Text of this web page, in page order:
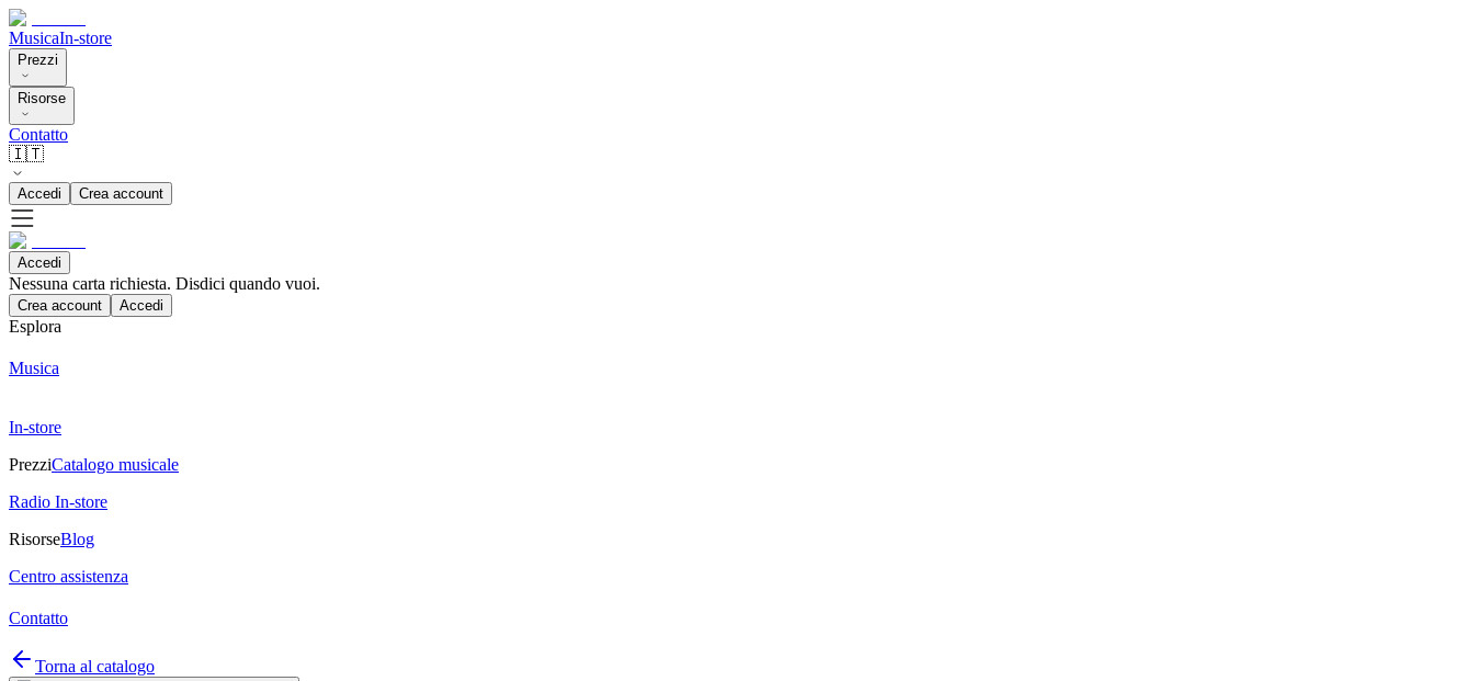
MusicaIn-store
Prezzi
Risorse
Contatto
🇮🇹
Accedi Crea account
Accedi
Nessuna carta richiesta. Disdici quando vuoi.
Crea account Accedi
Esplora
Musica
In-store
PrezziCatalogo musicale
Radio In-store
RisorseBlog
Centro assistenza
Contatto
Torna al catalogo